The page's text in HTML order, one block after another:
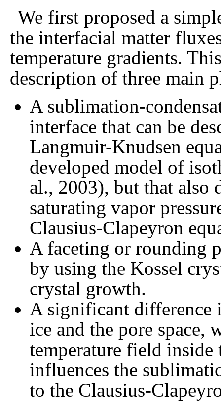
We first proposed a
the interfacial matter
temperature gradients.
description of three main
A sublimation-
interface that can be
Langmuir-Knudsen
developed model of
al., 2003), but that also
saturating vapor
Clausius-Clapeyron
A faceting or rounding
by using the Kossel
crystal growth.
A significant difference
ice and the pore space,
temperature field inside
influences the
to the Clausius-